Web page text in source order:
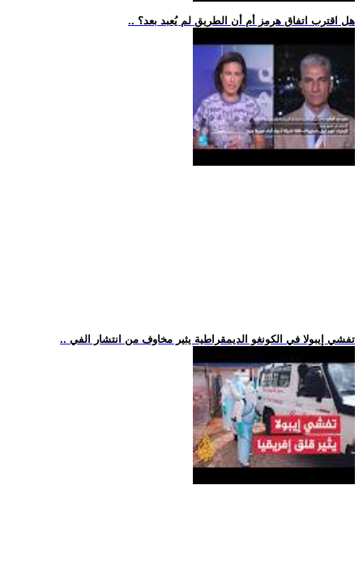
.. هل اقترب اتفاق هرمز أم أن الطريق لم يُعبد بعد؟
.. تفشي إيبولا في الكونغو الديمقراطية يثير مخاوف من انتشار الفي